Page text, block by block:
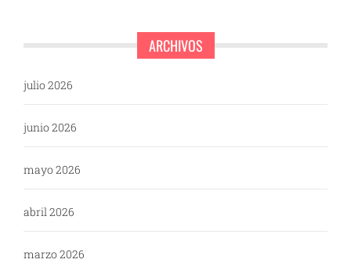
ARCHIVOS
julio 2026
junio 2026
mayo 2026
abril 2026
marzo 2026